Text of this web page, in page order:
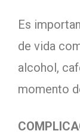
Es
de vida
alcohol,
momento